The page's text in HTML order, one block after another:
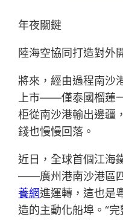
年夜關鍵
陸海空協同打造對外
將來，經由過程南沙
上市——僅泰國榴蓮
柜從南沙港輸出邊疆
錢也慢慢回落。
近日，全球首個江海
——廣州港南沙港區
養網進運轉，這也是
造的主動化船埠。“